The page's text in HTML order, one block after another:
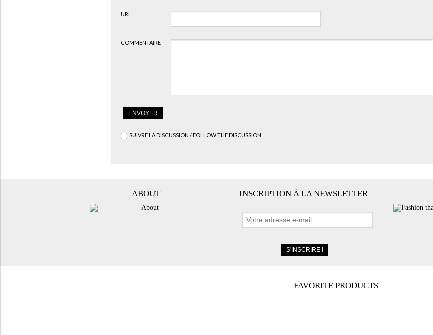
URL
COMMENTAIRE
SUIVRE LA DISCUSSION / FOLLOW THE DISCUSSION
ABOUT INSCRIPTION À LA NEWSLETTER
FAVORITE PRODUCTS